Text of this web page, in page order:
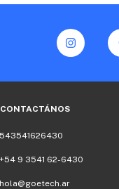
CONTACTÁNOS
543541626430
+54 9 3541 62-6430
hola@goetech.ar